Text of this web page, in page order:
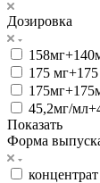
Дозировка
175
45,2мг/
Показать
Форма